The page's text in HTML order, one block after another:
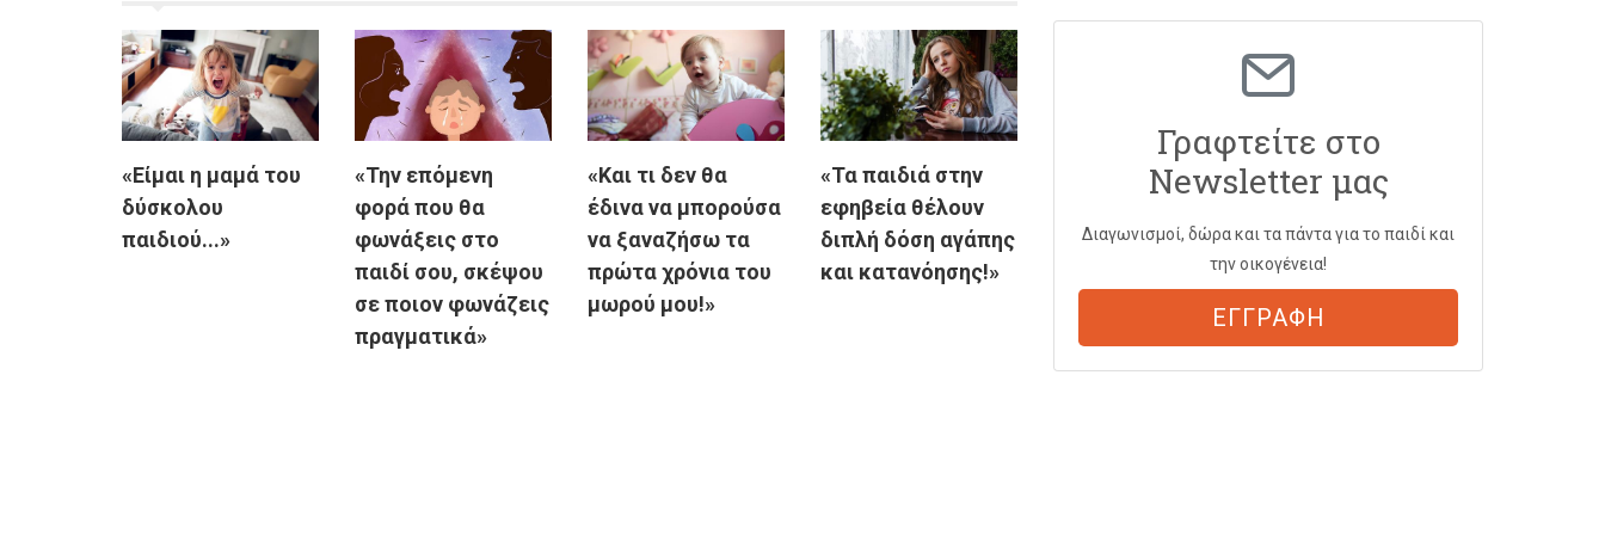
«Είμαι η μαμά του
δύσκολου
παιδιού...»
«Την επόμενη
φορά που θα
φωνάξεις στο
παιδί σου, σκέψου
σε ποιον φωνάζεις
πραγματικά»
«Και τι δεν θα
έδινα να μπορούσα
να ξαναζήσω τα
πρώτα χρόνια του
μωρού μου!»
«Τα παιδιά στην
εφηβεία θέλουν
διπλή δόση αγάπης
και κατανόησης!»
Γραφτείτε στο
Newsletter μας
Διαγωνισμοί, δώρα και τα πάντα για το παιδί και
την οικογένεια!
ΕΓΓΡΑΦΗ